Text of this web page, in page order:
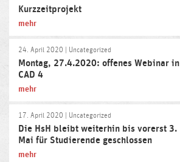
Kurzzeitprojekt
mehr
24. April 2020 | Uncategorized
Montag, 27.4.2020: offenes Webinar in
CAD 4
mehr
17. April 2020 | Uncategorized
Die HsH bleibt weiterhin bis vorerst 3.
Mai für Studierende geschlossen
mehr